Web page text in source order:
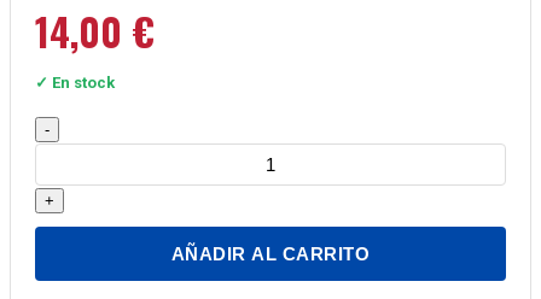
14,00 €
✓ En stock
¡No
váis
a
cantidad
-
+
AÑADIR AL CARRITO